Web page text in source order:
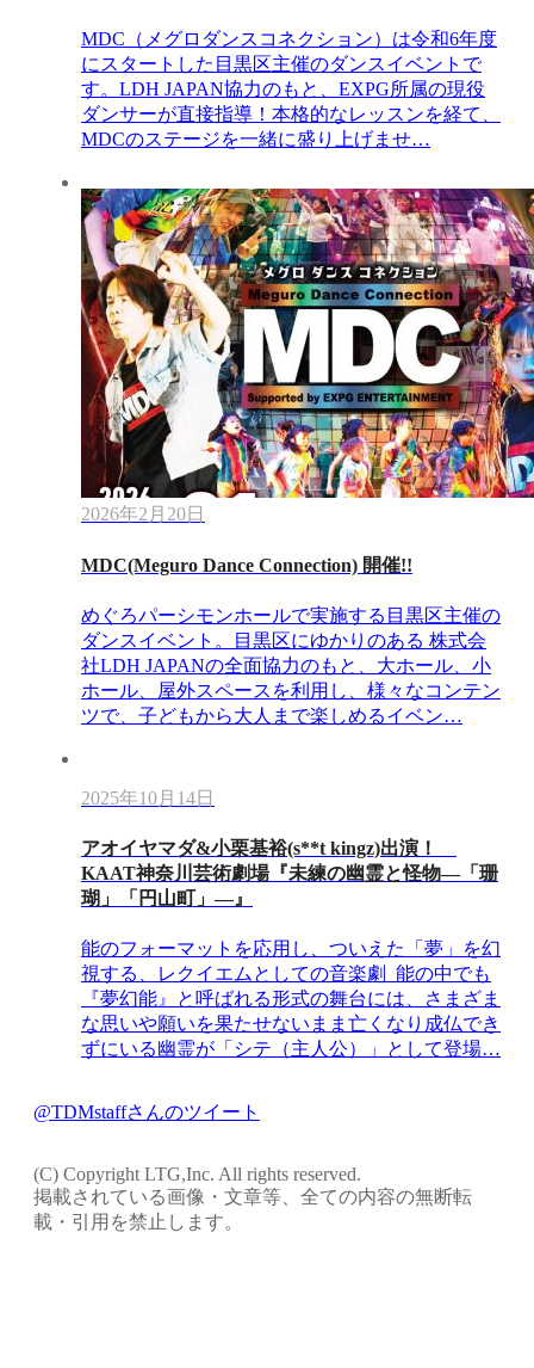
MDC（メグロダンスコネクション）は令和6年度
にスタートした目黒区主催のダンスイベントで
す。LDH JAPAN協力のもと、EXPG所属の現役
ダンサーが直接指導！本格的なレッスンを経て、
MDCのステージを一緒に盛り上げませ…
2026年2月20日
MDC(Meguro Dance Connection) 開催!!
めぐろパーシモンホールで実施する目黒区主催の
ダンスイベント。目黒区にゆかりのある 株式会
社LDH JAPANの全面協力のもと、大ホール、小
ホール、屋外スペースを利用し、様々なコンテン
ツで、子どもから大人まで楽しめるイベン…
2025年10月14日
アオイヤマダ&小栗基裕(s**t kingz)出演！
KAAT神奈川芸術劇場『未練の幽霊と怪物―「珊
瑚」「円山町」―』
能のフォーマットを応用し、ついえた「夢」を幻
視する、レクイエムとしての音楽劇 能の中でも
『夢幻能』と呼ばれる形式の舞台には、さまざま
な思いや願いを果たせないまま亡くなり成仏でき
ずにいる幽霊が「シテ（主人公）」として登場…
@TDMstaffさんのツイート
(C) Copyright LTG,Inc. All rights reserved.
掲載されている画像・文章等、全ての内容の無断転
載・引用を禁止します。